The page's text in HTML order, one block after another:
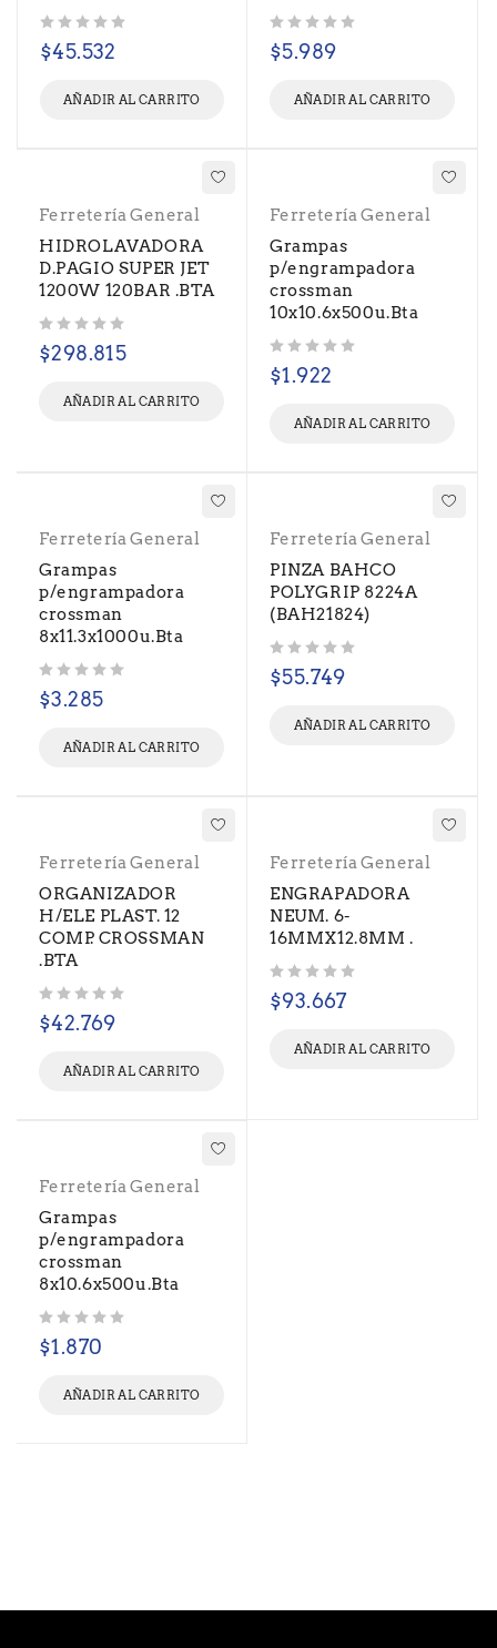
$45.532
AÑADIR AL CARRITO
$5.989
AÑADIR AL CARRITO
Ferretería General
HIDROLAVADORA
D.PAGIO SUPER JET
1200W 120BAR .BTA
$298.815
AÑADIR AL CARRITO
Ferretería General
Grampas
p/engrampadora
crossman
10x10.6x500u.Bta
$1.922
AÑADIR AL CARRITO
Ferretería General
Grampas
p/engrampadora
crossman
8x11.3x1000u.Bta
$3.285
AÑADIR AL CARRITO
Ferretería General
PINZA BAHCO
POLYGRIP 8224A
(BAH21824)
$55.749
AÑADIR AL CARRITO
Ferretería General
ORGANIZADOR
H/ELE PLAST. 12
COMP. CROSSMAN
.BTA
$42.769
AÑADIR AL CARRITO
Ferretería General
ENGRAPADORA
NEUM. 6-
16MMX12.8MM .
$93.667
AÑADIR AL CARRITO
Ferretería General
Grampas
p/engrampadora
crossman
8x10.6x500u.Bta
$1.870
AÑADIR AL CARRITO